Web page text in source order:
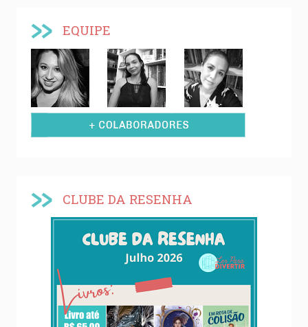
EQUIPE
CLUBE DA RESENHA